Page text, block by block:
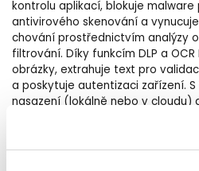
kontrolu aplikací, blokuje malware
antivirového skenování a
chování prostřednictvím analýzy
filtrování. Díky funkcím DLP a
obrázky, extrahuje text pro
a poskytuje autentizaci zařízení.
nasazení (lokálně nebo v cloudu)